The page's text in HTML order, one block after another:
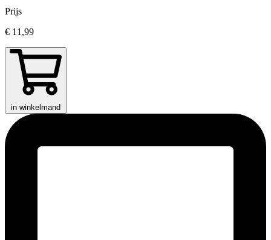
Prijs
€ 11,99
in winkelmand